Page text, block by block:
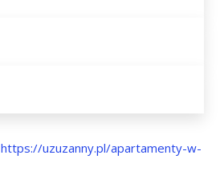
https://uzuzanny.pl/apartamenty-w-